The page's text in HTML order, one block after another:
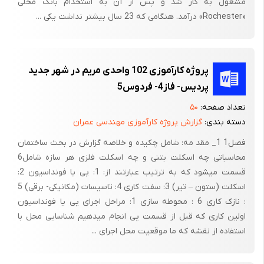
به وجود آورده که این عمل پایین نیز انجام می شود بعد کروم های
قسمت گرفته از ملات گچ و خاک یا ماسه سیمان می پوشانند.
فرش کف ساختمان
برای عمل فرش کف ابتدا در گوشه های هر قسمت یک قطعه سنگ
ساییده شده یا موزائیک یک اندازه بطوریکه تراز روی چهار نقطه باشد
قرارمی دهندسپس ریسمانی نازک و محکم به اضلاع بسته و خط گونیا
90 درجه را به گوشه ها انتقال میدهد.بعد ملات را کف آن پهن می
کنند و کف را فرش می نمایند البته ریسمان ها را به ترتیب جا به جا
نحوه اجرای خط گونیا معماری
«Rochester» درآمد. هنگامی که 23 سال بیشتر نداشت یکی ...
پروژه کارآموزی 102 واحدی مریم در شهر جدید
پردیس- فاز4- فردوس5
تعداد صفحه: ۵۰
دسته بندی: گزارش پروژه کارآموزی مهندسی عمران
فصل1 1_ مقد مه: شامل چکیده و خلاصه گزارش در بحث ساختمان
محاسباتی چه اسکلت بتنی و چه اسکلت فلزی هر سازه شامل6
قسمت میشود که به ترتیب عبارتند از: 1: پی یا فونداسیون 2:
اسکلت (ستون – تیر) 3: سفت کاری 4: تاسیسات (مکانیکی- برقی) 5
: نازک کاری 6 : محوطه سازی 1: مراحل اجرای پی یا فونداسیون
اولین کاری که قبل از قسمت پی انجام میدهیم شناسایی محل با
استفاده از نقشه که ما موقعیت محل اجرای ...